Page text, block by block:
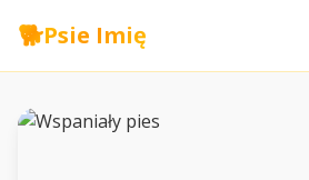
🐕Psie Imię